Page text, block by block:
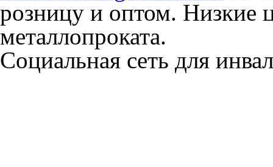
розницу и оптом. Низкие
металлопроката.
Социальная сеть для